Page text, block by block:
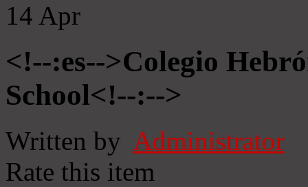
14 Apr
<!--:es-->Colegio
School<!--:-->
Written by Administrator
Rate this item